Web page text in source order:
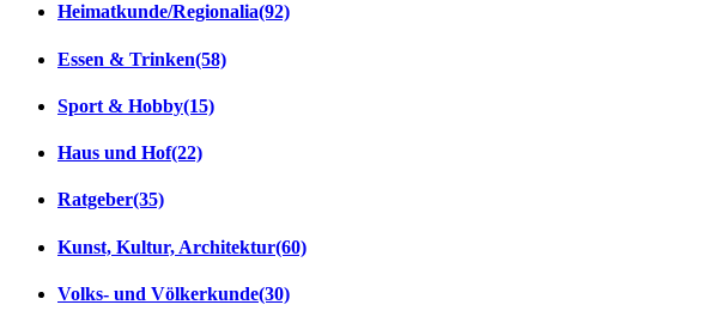
Heimatkunde/Regionalia(92)
Essen & Trinken(58)
Sport & Hobby(15)
Haus und Hof(22)
Ratgeber(35)
Kunst, Kultur, Architektur(60)
Volks- und Völkerkunde(30)